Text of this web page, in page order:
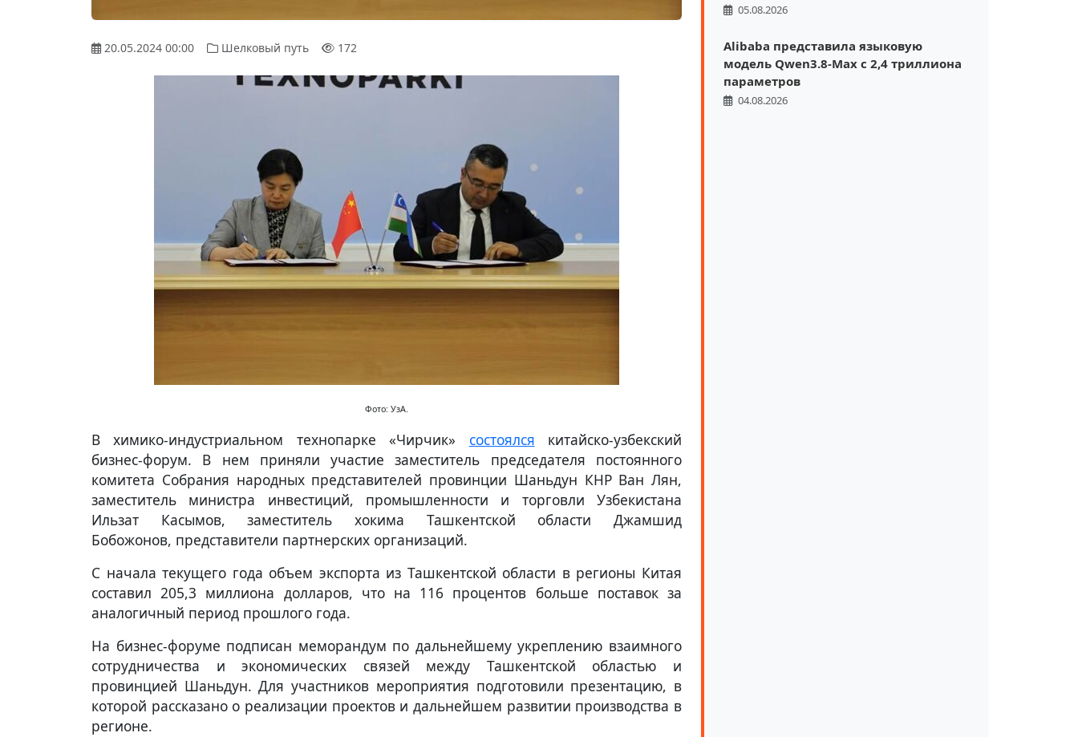
20.05.2024 00:00 Шелковый путь 172
Фото: УзА.
В химико-индустриальном технопарке «Чирчик» состоялся китайско-узбекский
бизнес-форум. В нем приняли участие заместитель председателя постоянного
комитета Собрания народных представителей провинции Шаньдун КНР Ван Лян,
заместитель министра инвестиций, промышленности и торговли Узбекистана
Ильзат Касымов, заместитель хокима Ташкентской области Джамшид
Бобожонов, представители партнерских организаций.
С начала текущего года объем экспорта из Ташкентской области в регионы Китая
составил 205,3 миллиона долларов, что на 116 процентов больше поставок за
аналогичный период прошлого года.
На бизнес-форуме подписан меморандум по дальнейшему укреплению взаимного
сотрудничества и экономических связей между Ташкентской областью и
провинцией Шаньдун. Для участников мероприятия подготовили презентацию, в
которой рассказано о реализации проектов и дальнейшем развитии производства в
регионе.
05.08.2026
Alibaba представила языковую
модель Qwen3.8-Max с 2,4 триллиона
параметров
04.08.2026